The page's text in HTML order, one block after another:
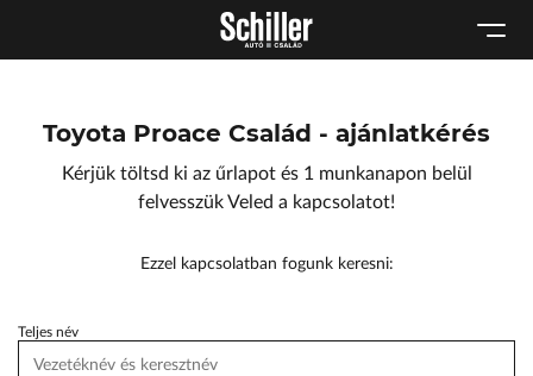
Lexus Pest
Audi Schiller
BYD Schiller
Geely Schiller
Seat Schiller
Szerviz cserejárművek
Tartós bérlet
Tesla Approved Body Shop
Toyota Proace Család - ajánlatkérés
Kérjük töltsd ki az űrlapot és 1 munkanapon belül
felvesszük Veled a kapcsolatot!
Ezzel kapcsolatban fogunk keresni:
Teljes név